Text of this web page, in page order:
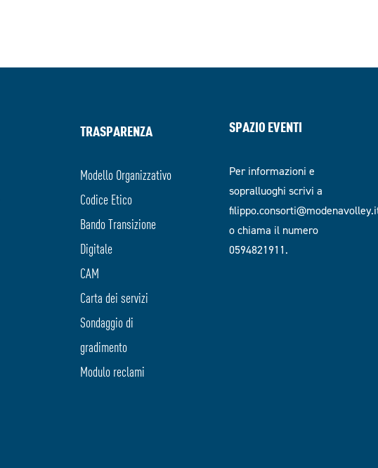
TRASPARENZA
Modello Organizzativo
Codice Etico
Bando Transizione
Digitale
CAM
Carta dei servizi
Sondaggio di
gradimento
Modulo reclami
SPAZIO EVENTI
Per informazioni e
sopralluoghi scrivi a
o chiama il numero
0594821911.